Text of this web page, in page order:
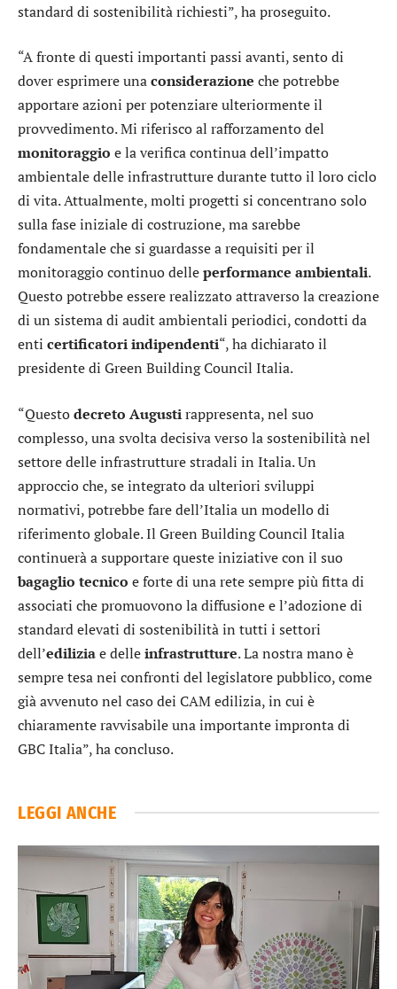
standard di sostenibilità richiesti”, ha proseguito.
“A fronte di questi importanti passi avanti, sento di
dover esprimere unaconsiderazione che potrebbe
apportare azioni per potenziare ulteriormente il
provvedimento. Mi riferisco al rafforzamento del
monitoraggio e la verifica continua dell’impatto
ambientale delle infrastrutture durante tutto il loro ciclo
di vita. Attualmente, molti progetti si concentrano solo
sulla fase iniziale di costruzione, ma sarebbe
fondamentale che si guardasse a requisiti per il
monitoraggio continuo delleperformance ambientali.
Questo potrebbe essere realizzato attraverso la creazione
di un sistema di audit ambientali periodici, condotti da
enti certificatoriindipendenti“, ha dichiarato il
presidente di Green Building Council Italia.
“Questodecreto Augustirappresenta, nel suo
complesso, una svolta decisiva verso la sostenibilità nel
settore delle infrastrutture stradali in Italia. Un
approccio che, se integrato da ulteriori sviluppi
normativi, potrebbe fare dell’Italia un modello di
riferimento globale. Il Green Building Council Italia
continuerà a supportare queste iniziative con il suo
bagaglio tecnico e forte di una rete sempre più fitta di
associati che promuovono la diffusione e l’adozione di
standard elevati di sostenibilità in tutti i settori
dell’ediliziae delleinfrastrutture. La nostra mano è
sempre tesa nei confronti del legislatore pubblico, come
già avvenuto nel caso dei CAM edilizia, in cui è
chiaramente ravvisabile una importante impronta di
GBC Italia”, ha concluso.
LEGGI ANCHE